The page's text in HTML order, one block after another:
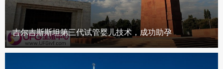
吉尔吉斯斯坦第三代试管婴儿技术，成功助孕